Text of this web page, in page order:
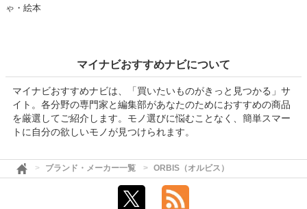
ゃ・絵本
マイナビおすすめナビについて
マイナビおすすめナビは、「買いたいものがきっと見つかる」サ
イト。各分野の専門家と編集部があなたのためにおすすめの商品
を厳選してご紹介します。モノ選びに悩むことなく、簡単スマー
トに自分の欲しいモノが見つけられます。
ブランド・メーカー一覧 ORBIS（オルビス）